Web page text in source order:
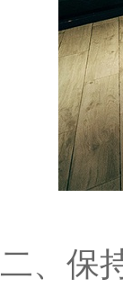
二、保